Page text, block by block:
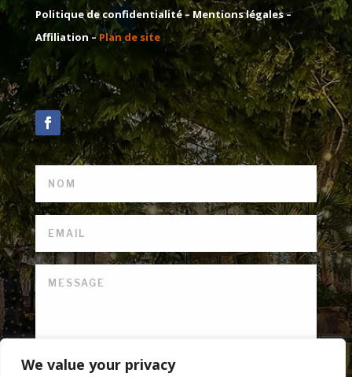
We value your privacy
Politique de confidentialité – Mentions légales–
Affiliation –Plan de site